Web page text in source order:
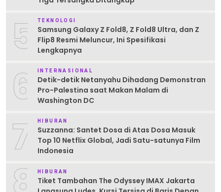
5 TEKNOLOGI
Samsung Galaxy Z Fold8, Z Fold8 Ultra, dan Z
Flip8 Resmi Meluncur, Ini Spesifikasi
Lengkapnya
6 INTERNASIONAL
Detik-detik Netanyahu Dihadang Demonstran
Pro-Palestina saat Makan Malam di
Washington DC
7 HIBURAN
Suzzanna: Santet Dosa di Atas Dosa Masuk
Top 10 Netflix Global, Jadi Satu-satunya Film
Indonesia
HIBURAN
Tiket Tambahan The Odyssey IMAX Jakarta